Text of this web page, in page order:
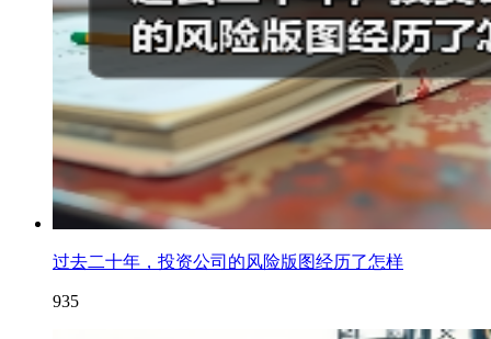
过去二十年，投资公司的风险版图经历了怎样
935